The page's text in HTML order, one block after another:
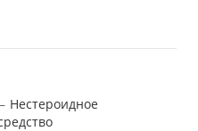
Нестероидное